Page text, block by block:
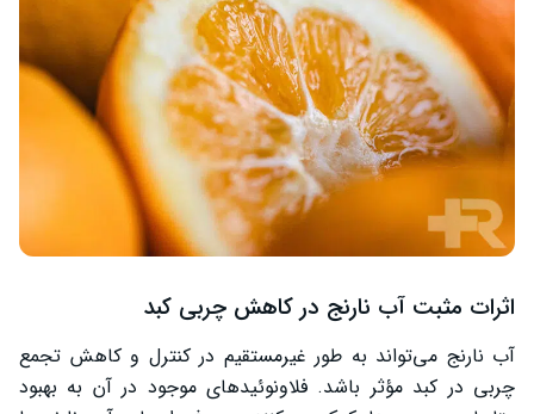
اثرات مثبت آب نارنج در کاهش چربی کبد
آب نارنج می‌تواند به طور غیرمستقیم در کنترل و کاهش تجمع
چربی در کبد مؤثر باشد. فلاونوئیدهای موجود در آن به بهبود